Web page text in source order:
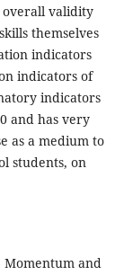
overall validity
themselves
indicators
indicators of
indicators
and has very
as a medium to
students, on
Momentum and